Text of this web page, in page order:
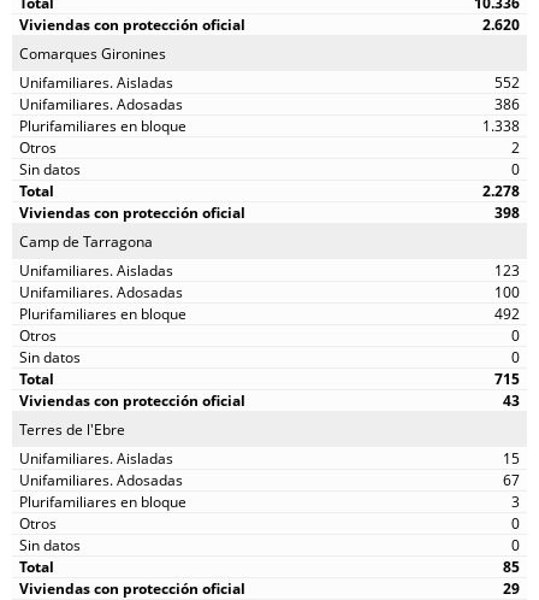
2.620
Comarques Gironines
552
386
1.338
2
0
2.278
398
Camp de Tarragona
123
100
492
0
0
715
43
Terres de l'Ebre
15
67
3
0
0
85
29